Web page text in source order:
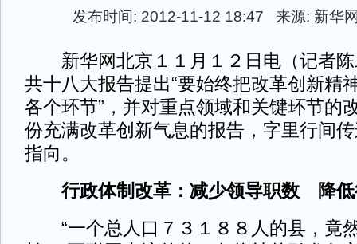
发布时间: 2012-11-12 18:47 来源: 新华
新华网北京１１月１２日电（记者
共十八大报告提出“要始终把改革创新精
各个环节”，并对重点领域和关键环节的
份充满改革创新气息的报告，字里行间
指向。
行政体制改革：减少领导职数 降
“一个总人口７３１８８人的县，竟